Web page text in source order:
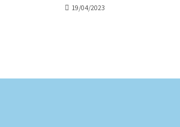
19/04/2023